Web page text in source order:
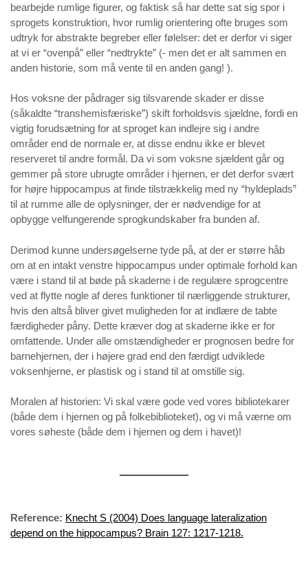
bearbejde rumlige figurer, og faktisk så har dette sat sig spor i
sprogets konstruktion, hvor rumlig orientering ofte bruges som
udtryk for abstrakte begreber eller følelser: det er derfor vi siger
at vi er “ovenpå” eller “nedtrykte” (- men det er alt sammen en
anden historie, som må vente til en anden gang! ).
Hos voksne der pådrager sig tilsvarende skader er disse
(såkaldte “transhemisfæriske”) skift forholdsvis sjældne, fordi en
vigtig forudsætning for at sproget kan indlejre sig i andre
områder end de normale er, at disse endnu ikke er blevet
reserveret til andre formål. Da vi som voksne sjældent går og
gemmer på store ubrugte områder i hjernen, er det derfor svært
for højre hippocampus at finde tilstrækkelig med ny “hyldeplads”
til at rumme alle de oplysninger, der er nødvendige for at
opbygge velfungerende sprogkundskaber fra bunden af.
Derimod kunne undersøgelserne tyde på, at der er større håb
om at en intakt venstre hippocampus under optimale forhold kan
være i stand til at bøde på skaderne i de regulære sprogcentre
ved at flytte nogle af deres funktioner til nærliggende strukturer,
hvis den altså bliver givet muligheden for at indlære de tabte
færdigheder påny. Dette kræver dog at skaderne ikke er for
omfattende. Under alle omstændigheder er prognosen bedre for
barnehjernen, der i højere grad end den færdigt udviklede
voksenhjerne, er plastisk og i stand til at omstille sig.
Moralen af historien: Vi skal være gode ved vores bibliotekarer
(både dem i hjernen og på folkebiblioteket), og vi må værne om
vores søheste (både dem i hjernen og dem i havet)!
Reference: Knecht S (2004) Does language lateralization
depend on the hippocampus? Brain 127: 1217-1218.